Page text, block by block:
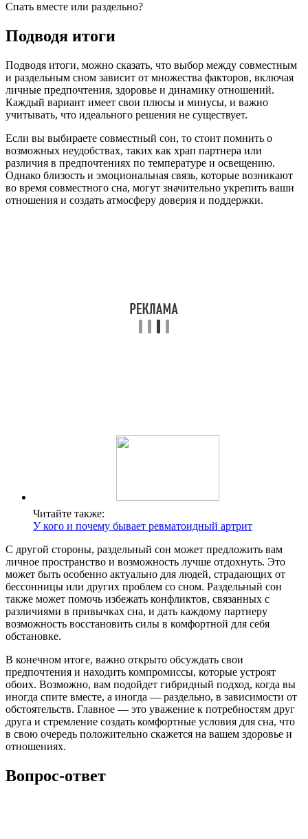
Спать вместе или раздельно?
Подводя итоги
Подводя итоги, можно сказать, что выбор между совместным
и раздельным сном зависит от множества факторов, включая
личные предпочтения, здоровье и динамику отношений.
Каждый вариант имеет свои плюсы и минусы, и важно
учитывать, что идеального решения не существует.
Если вы выбираете совместный сон, то стоит помнить о
возможных неудобствах, таких как храп партнера или
различия в предпочтениях по температуре и освещению.
Однако близость и эмоциональная связь, которые возникают
во время совместного сна, могут значительно укрепить ваши
отношения и создать атмосферу доверия и поддержки.
Читайте также:
У кого и почему бывает ревматоидный артрит
С другой стороны, раздельный сон может предложить вам
личное пространство и возможность лучше отдохнуть. Это
может быть особенно актуально для людей, страдающих от
бессонницы или других проблем со сном. Раздельный сон
также может помочь избежать конфликтов, связанных с
различиями в привычках сна, и дать каждому партнеру
возможность восстановить силы в комфортной для себя
обстановке.
В конечном итоге, важно открыто обсуждать свои
предпочтения и находить компромиссы, которые устроят
обоих. Возможно, вам подойдет гибридный подход, когда вы
иногда спите вместе, а иногда — раздельно, в зависимости от
обстоятельств. Главное — это уважение к потребностям друг
друга и стремление создать комфортные условия для сна, что
в свою очередь положительно скажется на вашем здоровье и
отношениях.
Вопрос-ответ